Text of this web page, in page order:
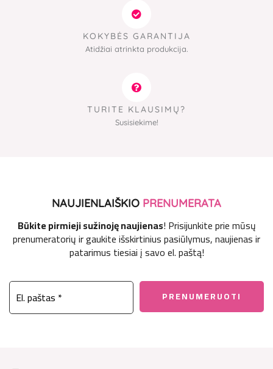
KOKYBĖS GARANTIJA
Atidžiai atrinkta produkcija.
TURITE KLAUSIMŲ?
Susisiekime!
NAUJIENLAIŠKIO PRENUMERATA
Būkite pirmieji sužinoję naujienas! Prisijunkite prie mūsų
prenumeratorių ir gaukite išskirtinius pasiūlymus, naujienas ir
patarimus tiesiai į savo el. paštą!